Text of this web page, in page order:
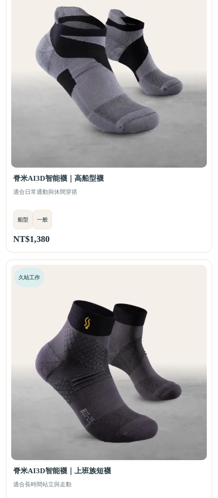
脊米AI3D智能襪｜高船型襪
適合日常通動與休間穿搭
船型 一般
NT$1,380
久站工作
脊米AI3D智能襪｜上班族短襪
適合長時間站立與走動